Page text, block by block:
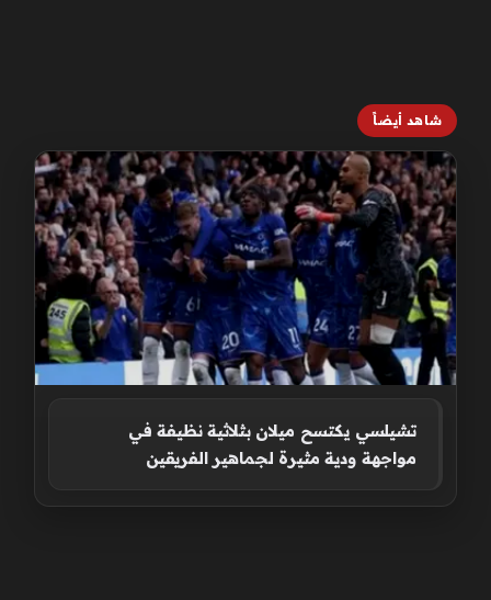
شاهد أيضاً
تشيلسي يكتسح ميلان بثلاثية نظيفة في
مواجهة ودية مثيرة لجماهير الفريقين